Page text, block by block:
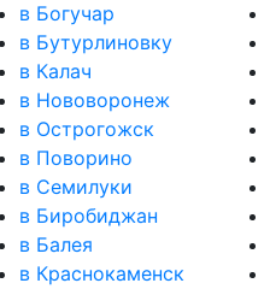
в Богучар
в Бутурлиновку
в Калач
в Нововоронеж
в Острогожск
в Поворино
в Семилуки
в Биробиджан
в Балея
в Краснокаменск